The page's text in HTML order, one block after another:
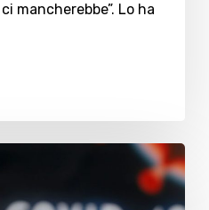
mancherebbe”. Lo ha